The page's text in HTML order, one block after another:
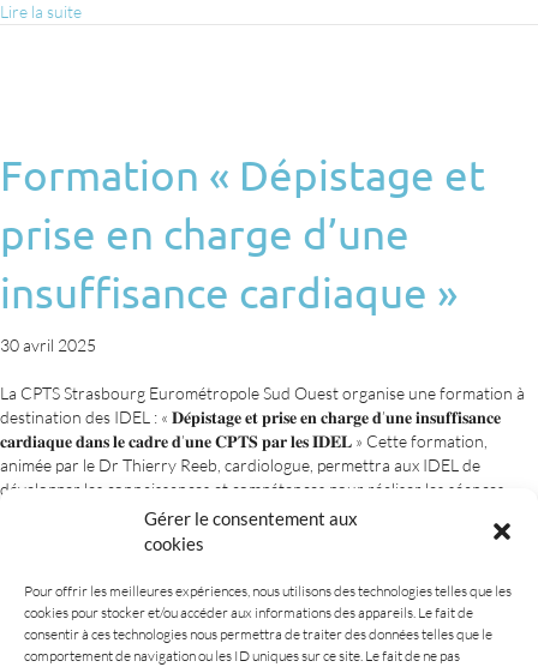
Gérer le consentement aux
cookies
Pour offrir les meilleures expériences, nous utilisons des technologies telles que les
cookies pour stocker et/ou accéder aux informations des appareils. Le fait de
consentir à ces technologies nous permettra de traiter des données telles que le
comportement de navigation ou les ID uniques sur ce site. Le fait de ne pas
Lire la suite
Formation « Dépistage et
prise en charge d’une
insuffisance cardiaque »
30 avril 2025
La CPTS Strasbourg Eurométropole Sud Ouest organise une formation à
destination des IDEL : « 𝐃𝐞́𝐩𝐢𝐬𝐭𝐚𝐠𝐞 𝐞𝐭 𝐩𝐫𝐢𝐬𝐞 𝐞𝐧 𝐜𝐡𝐚𝐫𝐠𝐞 𝐝’𝐮𝐧𝐞 𝐢𝐧𝐬𝐮𝐟𝐟𝐢𝐬𝐚𝐧𝐜𝐞
𝐜𝐚𝐫𝐝𝐢𝐚𝐪𝐮𝐞 𝐝𝐚𝐧𝐬 𝐥𝐞 𝐜𝐚𝐝𝐫𝐞 𝐝’𝐮𝐧𝐞 𝐂𝐏𝐓𝐒 𝐩𝐚𝐫 𝐥𝐞𝐬 𝐈𝐃𝐄𝐋 » Cette formation,
animée par le Dr Thierry Reeb, cardiologue, permettra aux IDEL de
développer les connaissances et compétences pour réaliser les séances
cliniques à domicile…
1 2 3 Suivant »